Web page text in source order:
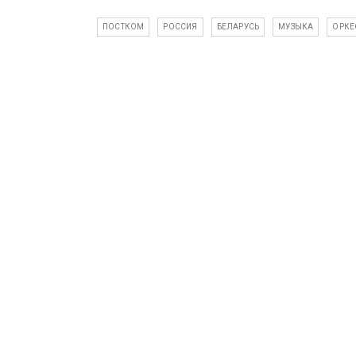
ПОСТКОМ РОССИЯ БЕЛАРУСЬ МУЗЫКА